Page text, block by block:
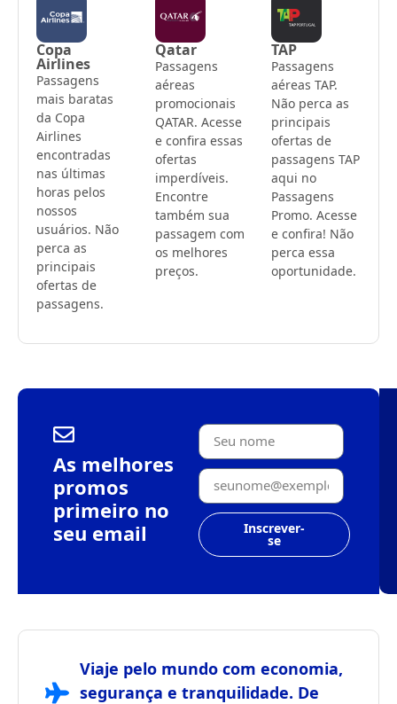
Copa
Airlines
Passagens
mais baratas
da Copa
Airlines
encontradas
nas últimas
horas pelos
nossos
usuários. Não
perca as
principais
ofertas de
passagens.
Qatar
Passagens
aéreas
promocionais
QATAR. Acesse
e confira essas
ofertas
imperdíveis.
Encontre
também sua
passagem com
os melhores
preços.
TAP
Passagens
aéreas TAP.
Não perca as
principais
ofertas de
passagens TAP
aqui no
Passagens
Promo. Acesse
e confira! Não
perca essa
oportunidade.
As melhores
promos
primeiro no
seu email
Inscrever-
se
Viaje pelo mundo com economia,
segurança e tranquilidade. De